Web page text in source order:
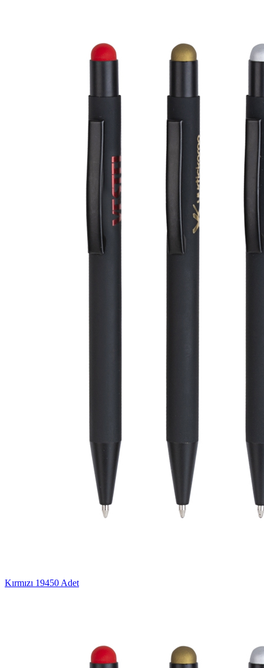
Kırmızı 19450 Adet